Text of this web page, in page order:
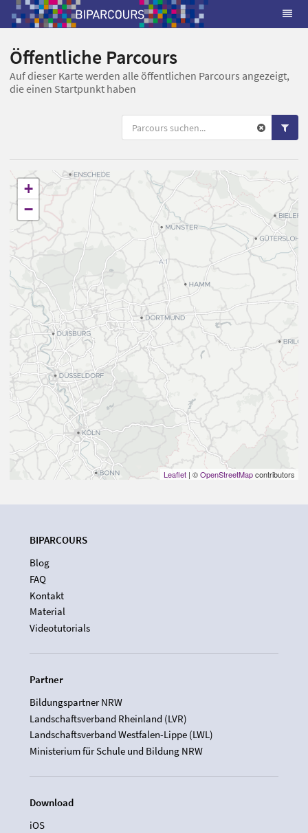
Öffentliche Parcours
Auf dieser Karte werden alle öffentlichen Parcours angezeigt,
die einen Startpunkt haben
+
−
Leaflet | ©OpenStreetMapcontributors
BIPARCOURS
Blog
FAQ
Kontakt
Material
Videotutorials
Partner
Bildungspartner NRW
Landschaftsverband Rheinland (LVR)
Landschaftsverband Westfalen-Lippe (LWL)
Ministerium für Schule und Bildung NRW
Download
iOS